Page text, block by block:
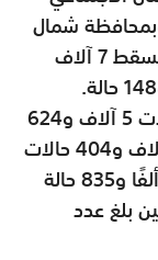
آلاف و709 حالات وبمحافظة شمال
الشرقية 7 آلاف و954 حالة وبمحافظة مسقط 7 آلاف
أما في محافظة ظفار فقد بلغ عدد الحالات 5 آلاف و624
حالة وفي محافظة البريمي بلغ العدد 3 آلاف و404 حالات
كما بلغ عدد الحالات بمحافظة الوسطى ألفًا و835 حالة
حالة في حين بلغ عدد